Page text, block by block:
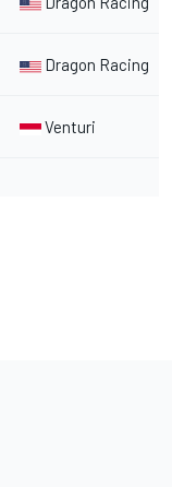
Dragon Racing
Venturi